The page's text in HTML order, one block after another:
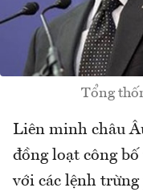
Tổng
Liên minh châu
đồng loạt công
với các lệnh